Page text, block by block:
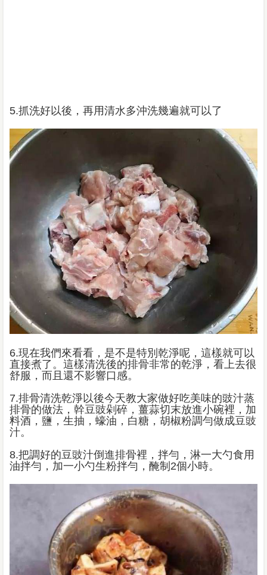
5.抓洗好以後，再用清水多沖洗幾遍就可以了
6.現在我們來看看，是不是特別乾淨呢，這樣就可以
直接煮了。這樣清洗後的排骨非常的乾淨，看上去很
舒服，而且還不影響口感。
7.排骨清洗乾淨以後今天教大家做好吃美味的豉汁蒸
排骨的做法，幹豆豉剁碎，薑蒜切末放進小碗裡，加
料酒，鹽，生抽，蠔油，白糖，胡椒粉調勻做成豆豉
汁。
8.把調好的豆豉汁倒進排骨裡，拌勻，淋一大勺食用
油拌勻，加一小勺生粉拌勻，醃制2個小時。